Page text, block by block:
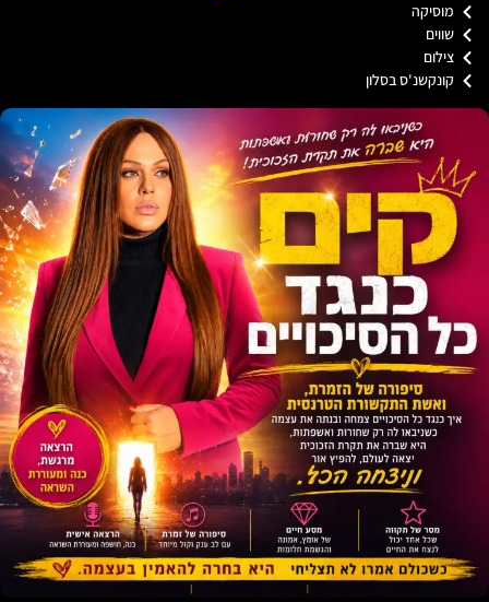
מוסיקה
שווים
צילום
קונקשנ'ס בסלון